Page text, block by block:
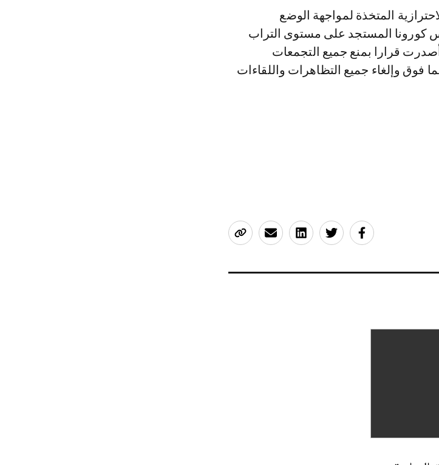
المتخذة لمواجهة الوضع
كورونا المستجد على مستوى التراب
قرارا بمنع جميع التجمعات
يشارك فيها 50 شخص فما فوق وإلغاء جميع التظاهرات واللقاءات